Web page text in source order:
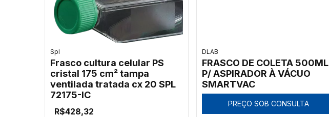
Spl
Frasco cultura celular PS
cristal 175 cm² tampa
ventilada tratada cx 20 SPL
72175-IC
R$428,32
DLAB
FRASCO DE COLETA 500ML
P/ ASPIRADOR À VÁCUO
SMARTVAC
PREÇO SOB CONSULTA